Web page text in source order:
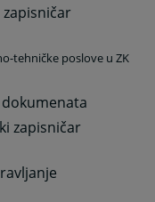
tehničke poslove u ZK
zapisničar